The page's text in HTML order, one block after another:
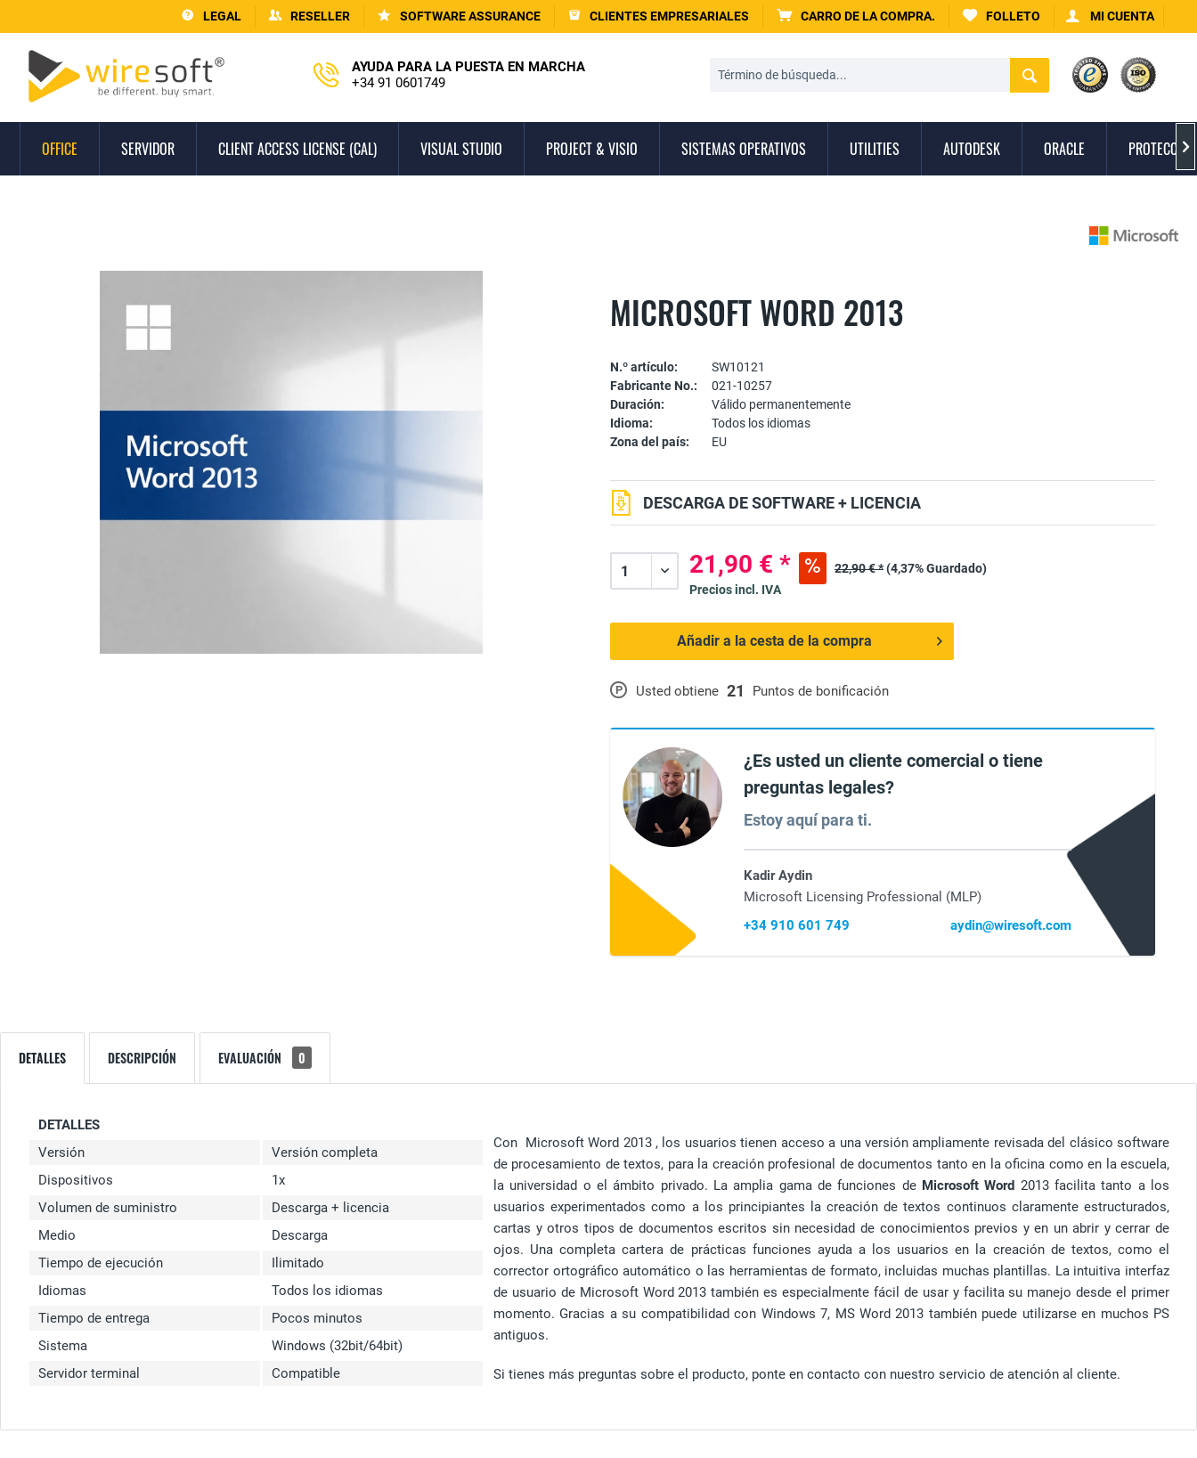
LEGAL RESELLER SOFTWARE ASSURANCE CLIENTES EMPRESARIALES CARRO DE LA COMPRA. FOLLETO MI CUENTA
AYUDA PARA LA PUESTA EN MARCHA
+34 91 0601749
OFFICE SERVIDOR CLIENT ACCESS LICENSE (CAL) VISUAL STUDIO PROJECT & VISIO SISTEMAS OPERATIVOS UTILITIES AUTODESK ORACLE 
MICROSOFT WORD 2013
N.º artículo:
SW10121
Fabricante No.:
021-10257
Duración:
Válido permanentemente
Idioma:
Todos los idiomas
Zona del país:
EU
P Usted obtiene 21 Puntos de bonificación
DESCARGA DE SOFTWARE + LICENCIA
21,90 € * 22,90 € *(4,37% Guardado)
Precios incl. IVA
Añadir a la cesta de la compra
¿Es usted un cliente comercial o tiene
preguntas legales?
Estoy aquí para ti.
Kadir Aydin
Microsoft Licensing Professional (MLP)
+34 910 601 749
aydin@wiresoft.com
DETALLES DESCRIPCIÓN EVALUACIÓN 0
DETALLES
Versión
Versión completa
Dispositivos
1x
Volumen de suministro
Descarga + licencia
Medio
Descarga
Tiempo de ejecución
Ilimitado
Idiomas
Todos los idiomas
Tiempo de entrega
Pocos minutos
Sistema
Windows (32bit/64bit)
Servidor terminal
Compatible
Con Microsoft Word 2013 , los usuarios tienen acceso a una versión ampliamente revisada del clásico software
de procesamiento de textos, para la creación profesional de documentos tanto en la oficina como en la escuela,
la universidad o el ámbito privado. La amplia gama de funciones de Microsoft Word 2013 facilita tanto a los
usuarios experimentados como a los principiantes la creación de textos continuos claramente estructurados,
cartas y otros tipos de documentos escritos sin necesidad de conocimientos previos y en un abrir y cerrar de
ojos. Una completa cartera de prácticas funciones ayuda a los usuarios en la creación de textos, como el
corrector ortográfico automático o las herramientas de formato, incluidas muchas plantillas. La intuitiva interfaz
de usuario de Microsoft Word 2013 también es especialmente fácil de usar y facilita su manejo desde el primer
momento. Gracias a su compatibilidad con Windows 7, MS Word 2013 también puede utilizarse en muchos PS
antiguos.
Si tienes más preguntas sobre el producto, ponte en contacto con nuestro servicio de atención al cliente.